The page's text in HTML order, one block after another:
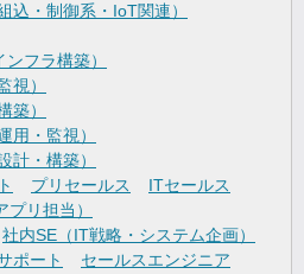
込・制御系・IoT関連）
フラ構築）
視）
築）
用・監視）
計・構築）
プリセールス
ITセールス
プリ担当）
社内SE（IT戦略・システム企画）
ポート
セールスエンジニア